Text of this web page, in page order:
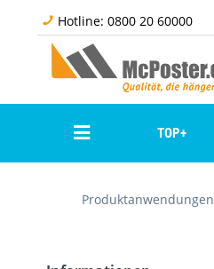
Hotline: 0800 20 60000
TOP+
Produktanwendungen